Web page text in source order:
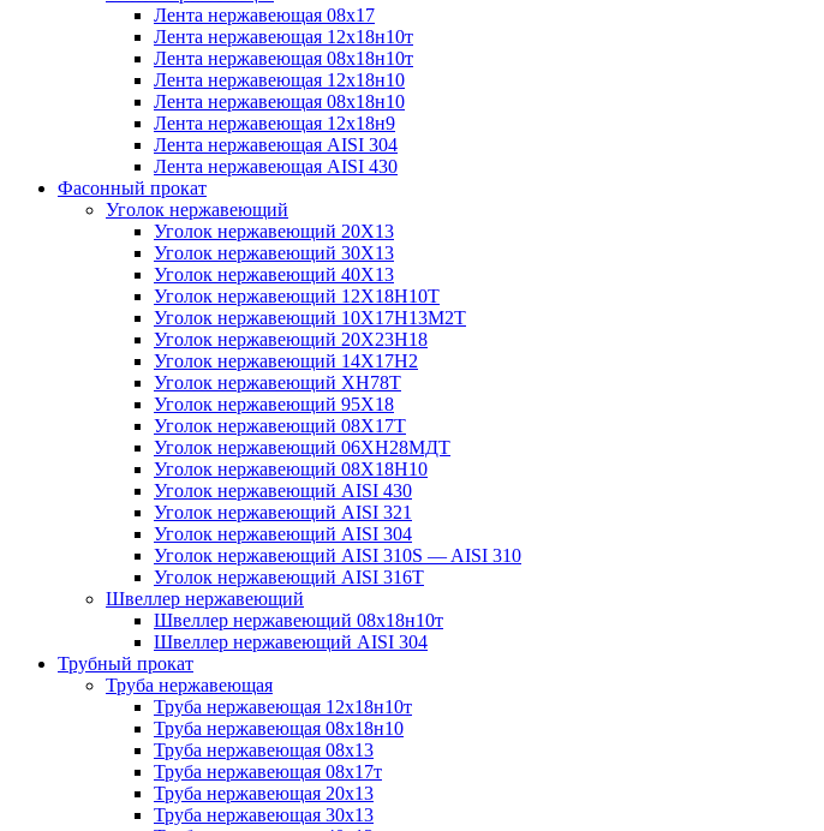
Лента нержавеющая 08х17
Лента нержавеющая 12х18н10т
Лента нержавеющая 08х18н10т
Лента нержавеющая 12х18н10
Лента нержавеющая 08х18н10
Лента нержавеющая 12х18н9
Лента нержавеющая AISI 304
Лента нержавеющая AISI 430
Фасонный прокат
Уголок нержавеющий
Уголок нержавеющий 20Х13
Уголок нержавеющий 30Х13
Уголок нержавеющий 40Х13
Уголок нержавеющий 12Х18Н10Т
Уголок нержавеющий 10Х17Н13М2T
Уголок нержавеющий 20Х23Н18
Уголок нержавеющий 14Х17Н2
Уголок нержавеющий ХН78Т
Уголок нержавеющий 95Х18
Уголок нержавеющий 08Х17Т
Уголок нержавеющий 06ХН28МДТ
Уголок нержавеющий 08Х18Н10
Уголок нержавеющий AISI 430
Уголок нержавеющий AISI 321
Уголок нержавеющий AISI 304
Уголок нержавеющий AISI 310S — AISI 310
Уголок нержавеющий AISI 316T
Швеллер нержавеющий
Швеллер нержавеющий 08х18н10т
Швеллер нержавеющий AISI 304
Трубный прокат
Труба нержавеющая
Труба нержавеющая 12х18н10т
Труба нержавеющая 08х18н10
Труба нержавеющая 08х13
Труба нержавеющая 08х17т
Труба нержавеющая 20х13
Труба нержавеющая 30х13